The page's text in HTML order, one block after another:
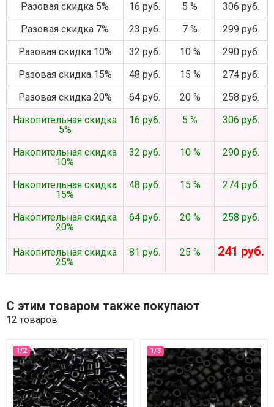
Разовая скидка 5% 16 руб. 5 %
306 руб.
Разовая скидка 7%
23 руб. 7 %
299 руб.
Разовая скидка 10%
32 руб. 10 %
290 руб.
Разовая скидка 15%
48 руб. 15 %
274 руб.
Разовая скидка 20%
64 руб. 20 %
258 руб.
Накопительная скидка
5%
16 руб. 5 % 306 руб.
Накопительная скидка
10%
32 руб. 10 % 290 руб.
Накопительная скидка
15%
48 руб. 15 % 274 руб.
Накопительная скидка
20%
64 руб. 20 % 258 руб.
Накопительная скидка
25%
81 руб. 25 % 241 руб.
С этим товаром также покупают
12 товаров